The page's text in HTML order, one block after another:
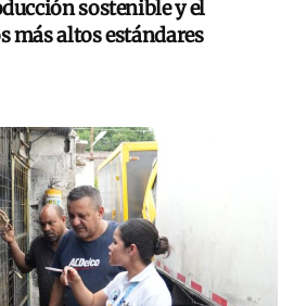
sostenible y el
más altos estándares